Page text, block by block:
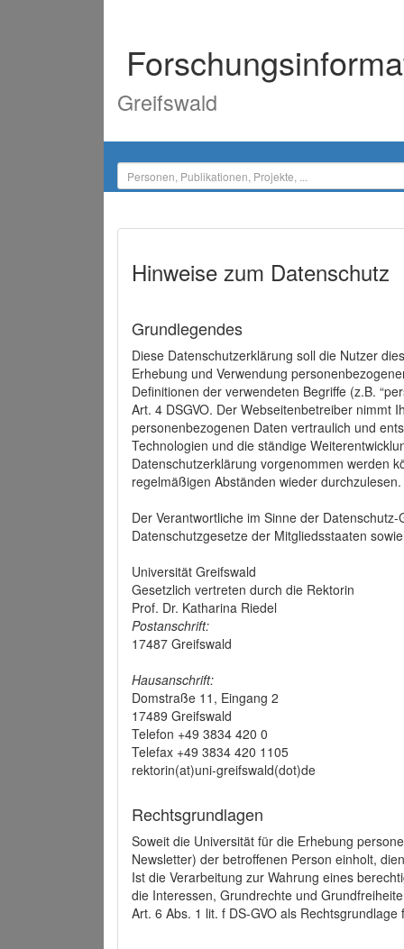
Greifswald
Hinweise zum Datenschutz
Grundlegendes
Diese Datenschutzerklärung soll die Nutzer
Erhebung und Verwendung
Definitionen der verwendeten Begriffe (z.B.
Art. 4 DSGVO. Der Webseitenbetreiber nimmt
personenbezogenen Daten vertraulich und
Technologien und die ständige
Datenschutzerklärung vorgenommen werden
regelmäßigen Abständen wieder durchzulesen.
Der Verantwortliche im Sinne der
Datenschutzgesetze der Mitgliedsstaaten
Universität Greifswald
Gesetzlich vertreten durch die Rektorin
Prof. Dr. Katharina Riedel
Postanschrift:
17487 Greifswald
Hausanschrift:
Domstraße 11, Eingang 2
17489 Greifswald
Telefon +49 3834 420 0
Telefax +49 3834 420 1105
rektorin(at)uni-greifswald(dot)de
Rechtsgrundlagen
Soweit die Universität für die Erhebung
Newsletter) der betroffenen Person einholt,
Ist die Verarbeitung zur Wahrung eines
die Interessen, Grundrechte und
Art. 6 Abs. 1 lit. f DS-GVO als